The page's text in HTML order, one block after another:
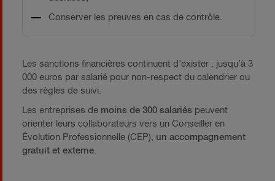
Conserver les preuves en cas de contrôle.
Les sanctions financières continuent d’exister : jusqu’à 3
000 euros par salarié pour non-respect du calendrier ou
des règles de suivi.
Les entreprises de moins de 300 salariéspeuvent
orienter leurs collaborateurs vers un Conseiller en
Évolution Professionnelle (CEP), un accompagnement
gratuit et externe.